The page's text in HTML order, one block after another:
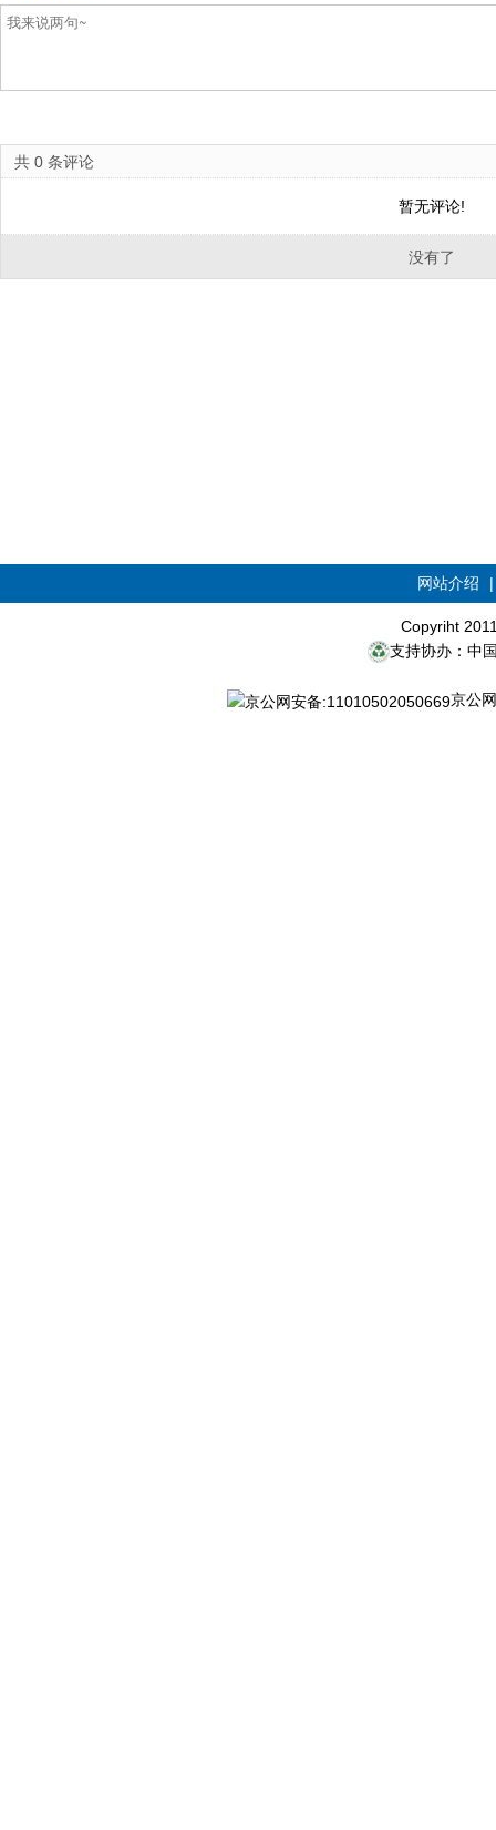
共 0 条评论
暂无评论!
没有了
网站介绍
Copyriht
支持协办：中
京公